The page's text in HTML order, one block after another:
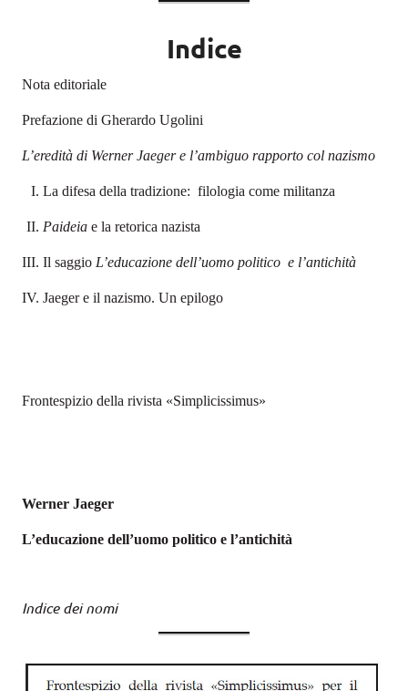
Indice
Nota editoriale
Prefazione di Gherardo Ugolini
L’eredità di Werner Jaegere l’ambiguo rapporto col nazismo
I. La difesa della tradizione: filologia come militanza
II. Paideia e la retorica nazista
III. Il saggio L’educazione dell’uomo politico e l’antichità
IV. Jaeger e il nazismo. Un epilogo
Frontespizio della rivista «Simplicissimus»
Werner Jaeger
L’educazione dell’uomo politico e l’antichità
Indice dei nomi